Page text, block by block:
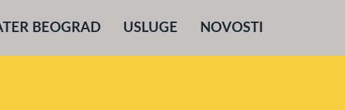
BEOGRAD USLUGE NOVOSTI